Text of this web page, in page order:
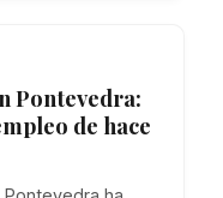
Pontevedra:
de hace